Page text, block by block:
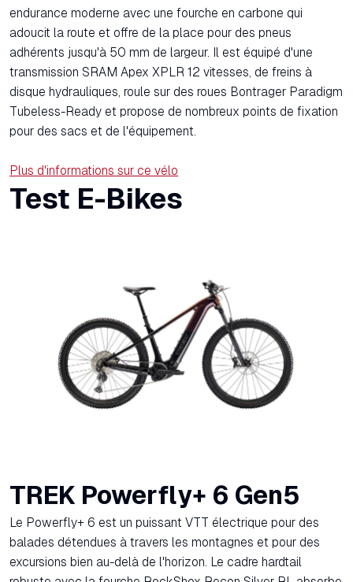
endurance moderne avec une fourche en carbone qui
adoucit la route et offre de la place pour des pneus
adhérents jusqu'à 50 mm de largeur. Il est équipé d'une
transmission SRAM Apex XPLR 12 vitesses, de freins à
disque hydrauliques, roule sur des roues Bontrager Paradigm
Tubeless-Ready et propose de nombreux points de fixation
pour des sacs et de l'équipement.
Plus d'informations sur ce vélo
Test E-Bikes
TREK Powerfly+ 6 Gen5
Le Powerfly+ 6 est un puissant VTT électrique pour des
balades détendues à travers les montagnes et pour des
excursions bien au-delà de l'horizon. Le cadre hardtail